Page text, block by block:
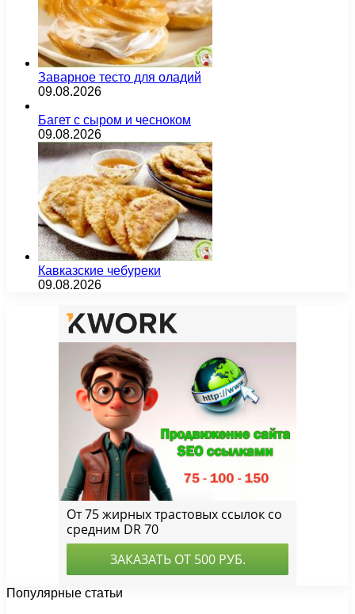
Заварное тесто для оладий
09.08.2026
Багет с сыром и чесноком
09.08.2026
Кавказские чебуреки
09.08.2026
Популярные статьи